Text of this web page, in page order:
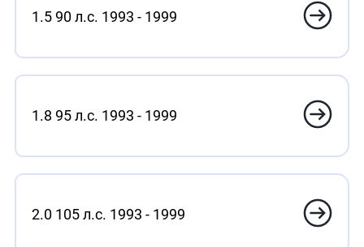
1.5 90 л.с. 1993 - 1999
1.8 95 л.с. 1993 - 1999
2.0 105 л.с. 1993 - 1999